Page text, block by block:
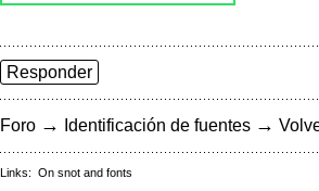
Responder
Foro → Identificación de fuentes →
Links: On snot and fonts